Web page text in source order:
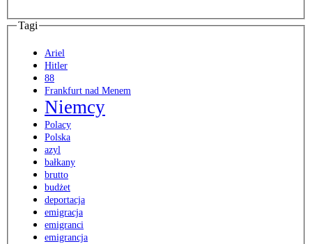
Tagi
Ariel
Hitler
88
Frankfurt nad Menem
Niemcy
Polacy
Polska
azyl
bałkany
brutto
budżet
deportacja
emigracja
emigranci
emigrancja